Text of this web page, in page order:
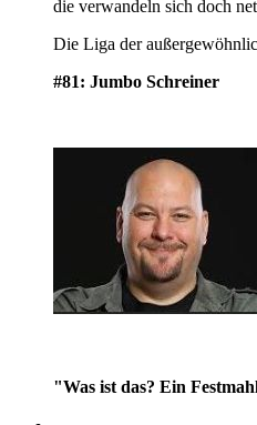
die verwandeln sich doch
Die Liga der
#81: Jumbo Schreiner
"Was ist das? Ein